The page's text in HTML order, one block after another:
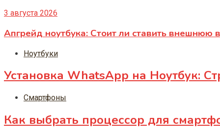
3 августа 2026
Апгрейд ноутбука: Стоит ли ставить внешнюю
Ноутбуки
Установка WhatsApp на Ноутбук:
Смартфоны
Как выбрать процессор для